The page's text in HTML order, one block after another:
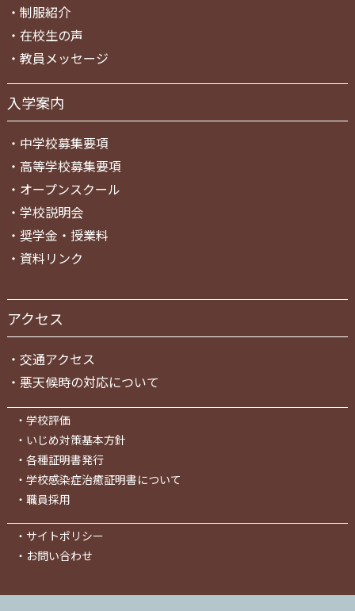
・ 制服紹介
・ 在校生の声
・ 教員メッセージ
入学案内
・ 中学校募集要項
・ 高等学校募集要項
・ オープンスクール
・ 学校説明会
・ 奨学金・授業料
・ 資料リンク
アクセス
・ 交通アクセス
・ 悪天候時の対応について
・ 学校評価
・ いじめ対策基本方針
・ 各種証明書発行
・ 学校感染症治癒証明書について
・ 職員採用
・ サイトポリシー
・ お問い合わせ